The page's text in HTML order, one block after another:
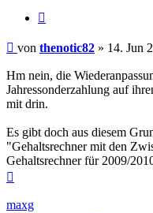
Beitrag
von thenotic82 » 14. Jun
Hm nein, die
Jahressonderzahlung auf
mit drin.
Es gibt doch aus diesem
"Gehaltsrechner mit den
Gehaltsrechner für 2009/
maxg